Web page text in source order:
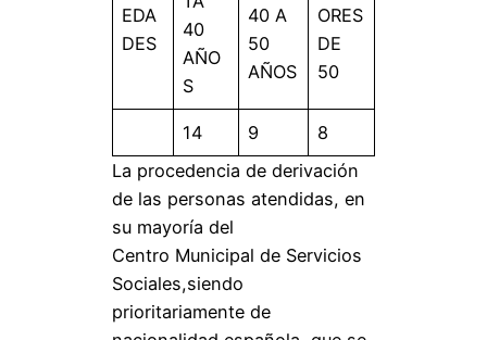
EDA
DES
40
AÑO
S
40 A
50
AÑOS
ORES
DE
50
14 9
8
La procedencia de derivación
de las personas atendidas, en
su mayoría del
Centro Municipal de Servicios
Sociales,siendo
prioritariamente de